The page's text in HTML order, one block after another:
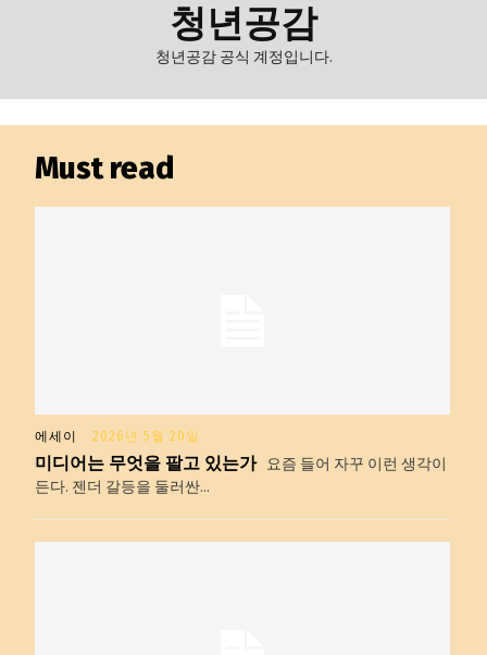
청년공감
청년공감 공식 계정입니다.
Must read
에세이 2026년 5월 20일
미디어는 무엇을 팔고 있는가 요즘 들어 자꾸 이런 생각이
든다. 젠더 갈등을 둘러싼...